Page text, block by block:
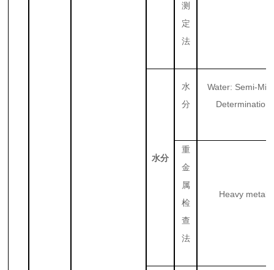
测
定
法
水分
水
分
Water: Semi-
Determination
重
金
属
检
查
法
Heavy metal